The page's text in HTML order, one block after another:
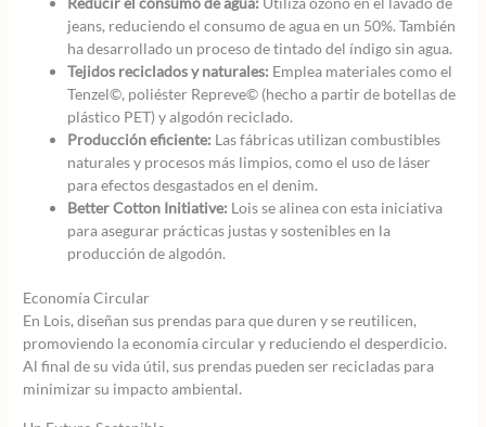
jeans, reduciendo el consumo de agua en un 50%. También
ha desarrollado un proceso de tintado del índigo sin agua.
Tejidos reciclados y naturales: Emplea materiales como el
Tenzel©, poliéster Repreve© (hecho a partir de botellas de
plástico PET) y algodón reciclado.
Producción eficiente: Las fábricas utilizan combustibles
naturales y procesos más limpios, como el uso de láser
para efectos desgastados en el denim.
Better Cotton Initiative: Lois se alinea con esta iniciativa
para asegurar prácticas justas y sostenibles en la
producción de algodón.
Economía Circular
En Lois, diseñan sus prendas para que duren y se reutilicen,
promoviendo la economía circular y reduciendo el desperdicio.
Al final de su vida útil, sus prendas pueden ser recicladas para
minimizar su impacto ambiental.